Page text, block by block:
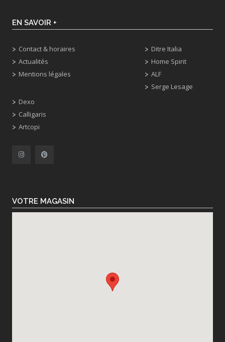
EN SAVOIR +
Contact & horaires
Actualités
Mentions légales
Dexo
Calligaris
Artcopi
Ditre Italia
Home Spirit
ALF
Serge Lesage
VOTRE MAGASIN